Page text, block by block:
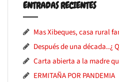
ENTRADAS RECIENTES
Mas Xibeques, casa rural
Después de una década..¿
Carta abierta a la madre
ERMITAÑA POR PANDEMIA